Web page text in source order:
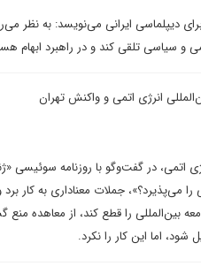
دیپلماسی ایرانی می‌نویسد: به نظر
و سیاسی تلقی کند و در راهبرد ابهام
انرژی اتمی و واکنش تهران
اتمی، در گفت‌وگو با روزنامه
بین‌المللی را قطع کند، از معاهده
اما این کار را نکرد.